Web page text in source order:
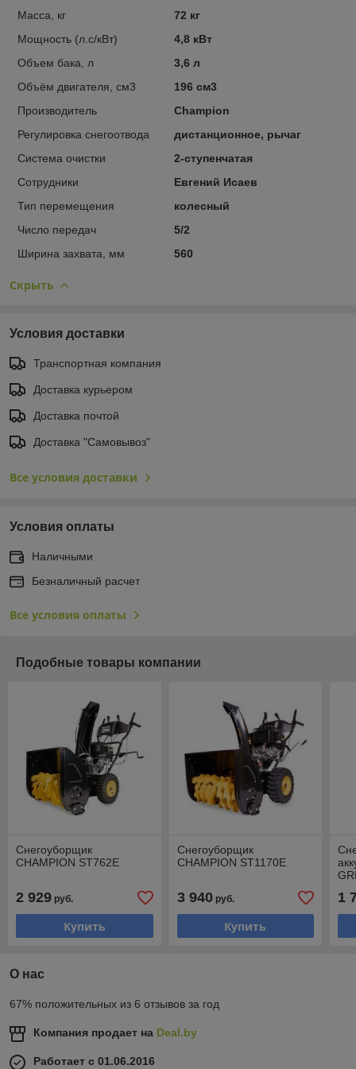
Масса, кг
72 кг
Мощность (л.с/кВт)
4,8 кВт
Объем бака, л
3,6 л
Объём двигателя, см3
196 см3
Производитель
Champion
Регулировка снегоотвода
дистанционное, рычаг
Система очистки
2-ступенчатая
Сотрудники
Евгений Исаев
Тип перемещения
колесный
Число передач
5/2
Ширина захвата, мм
560
Скрыть
Условия доставки
Транспортная компания
Доставка курьером
Доставка почтой
Доставка "Самовывоз"
Все условия доставки
Условия оплаты
Наличными
Безналичный расчет
Все условия оплаты
Подобные товары компании
Снегоуборщик
CHAMPION ST762E
2 929 руб.
Купить
Снегоуборщик
CHAMPION ST1170E
3 940руб.
Купить
1
О нас
67% положительных из 6 отзывов за год
Компания продает на Deal.by
Работает с 01.06.2016